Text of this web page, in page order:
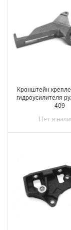
Кронштейн
гидроусилителя
409
Нет в